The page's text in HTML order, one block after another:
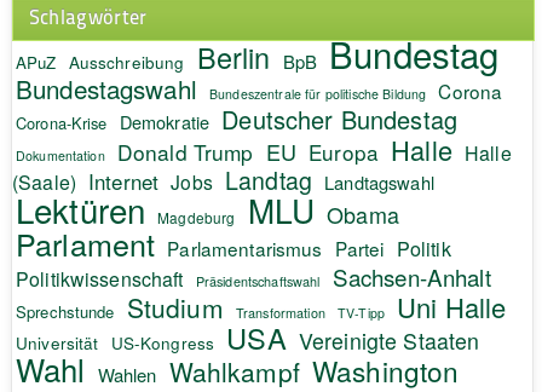
Schlagwörter
APuZ Ausschreibung Berlin BpB Bundestag
Bundestagswahl Bundeszentrale für politische Bildung Corona
Corona-Krise Demokratie Deutscher Bundestag
Dokumentation Donald Trump EU Europa Halle Halle
(Saale) Internet Jobs Landtag Landtagswahl
Lektüren Magdeburg MLU Obama
Parlament Parlamentarismus Partei Politik
Politikwissenschaft Präsidentschaftswahl Sachsen-Anhalt
Sprechstunde Studium Transformation TV-Tipp Uni Halle
Universität US-Kongress USA Vereinigte Staaten
Wahl Wahlen Wahlkampf Washington